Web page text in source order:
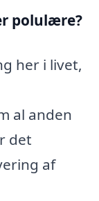
polulære?
her i livet,
al anden
det
af